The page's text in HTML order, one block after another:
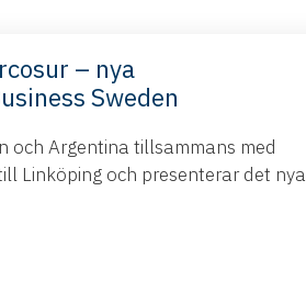
– nya
Sweden
och Argentina tillsammans med
Linköping och presenterar det nya